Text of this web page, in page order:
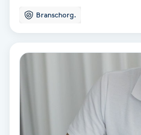
Fransförlängning Megavolym
Branschorg.